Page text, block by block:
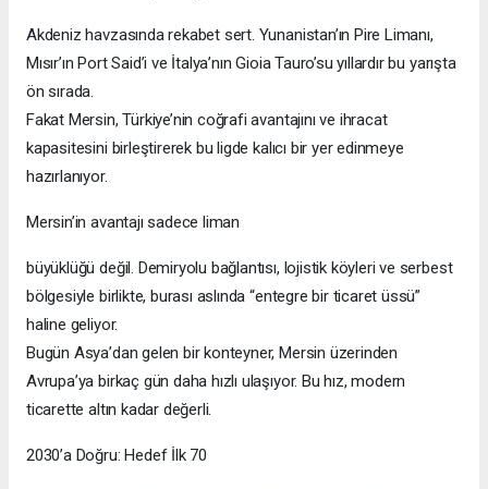
Akdeniz havzasında rekabet sert. Yunanistan’ın Pire Limanı,
Mısır’ın Port Said’i ve İtalya’nın Gioia Tauro’su yıllardır bu yarışta
ön sırada.
Fakat Mersin, Türkiye’nin coğrafi avantajını ve ihracat
kapasitesini birleştirerek bu ligde kalıcı bir yer edinmeye
hazırlanıyor.
Mersin’in avantajı sadece liman
büyüklüğü değil. Demiryolu bağlantısı, lojistik köyleri ve serbest
bölgesiyle birlikte, burası aslında “entegre bir ticaret üssü”
haline geliyor.
Bugün Asya’dan gelen bir konteyner, Mersin üzerinden
Avrupa’ya birkaç gün daha hızlı ulaşıyor. Bu hız, modern
ticarette altın kadar değerli.
2030’a Doğru: Hedef İlk 70